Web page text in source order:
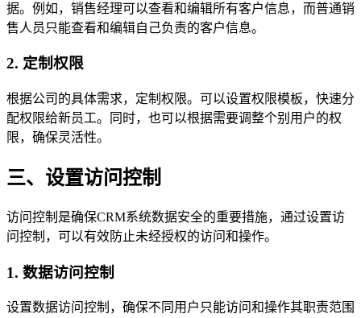
据。例如，销售经理可以查看和编辑所有客户信息，而普通销
售人员只能查看和编辑自己负责的客户信息。
2. 定制权限
根据公司的具体需求，定制权限。可以设置权限模板，快速分
配权限给新员工。同时，也可以根据需要调整个别用户的权
限，确保灵活性。
三、设置访问控制
访问控制是确保CRM系统数据安全的重要措施，通过设置访
问控制，可以有效防止未经授权的访问和操作。
1. 数据访问控制
设置数据访问控制，确保不同用户只能访问和操作其职责范围